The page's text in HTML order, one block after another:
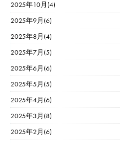
2025年10月(4)
2025年9月(6)
2025年8月(4)
2025年7月(5)
2025年6月(6)
2025年5月(5)
2025年4月(6)
2025年3月(8)
2025年2月(6)